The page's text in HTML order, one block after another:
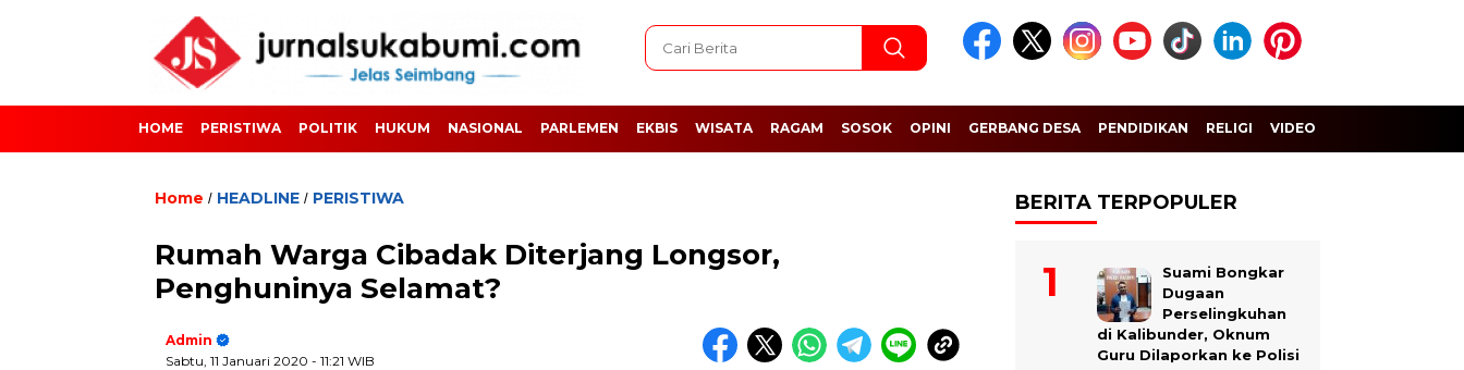
HOME PERISTIWA POLITIK HUKUM NASIONAL PARLEMEN EKBIS WISATA RAGAM SOSOK OPINI GERBANG DESA PENDIDIKAN RELIGI VIDEO
Home / HEADLINE / PERISTIWA
Rumah Warga Cibadak Diterjang Longsor,
Penghuninya Selamat?
Admin
Sabtu, 11 Januari 2020 - 11:21 WIB
BERITA TERPOPULER
Suami Bongkar
Dugaan
Perselingkuhan
di Kalibunder, Oknum
Guru Dilaporkan ke Polisi